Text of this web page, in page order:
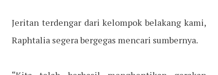
Jeritan terdengar dari kelompok belakang kami,
Raphtalia segera bergegas mencari sumbernya.